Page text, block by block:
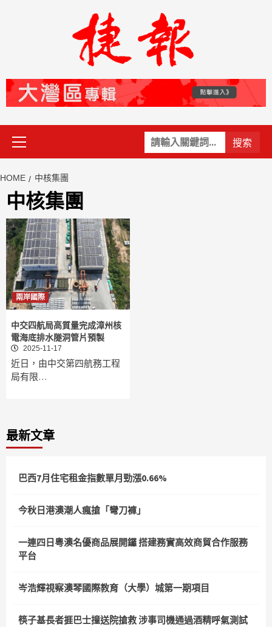
關
鍵
Primary
Menu
HOME 中核集團
中核集團
兩岸國際
中交四航局高質量完成漳州核
電海底排水隧洞管片預製
2025-11-17
近日，由中交第四航務工程
局有限…
最新文章
巴西7月住宅租金指數單月勁漲0.66%
今秋日港澳潮人瘋搶「彎刀褲」
一連四日粵澳名優商品展開鑼 搭建務實高效商貿合作服務
平台
岑浩輝視察澳琴國際教育（大學）城第一期項目
筷子基長者捱巴士撞送院搶救 涉事司機通過酒精呼氣測試